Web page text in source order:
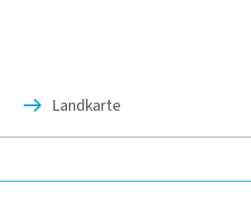
Landkarte